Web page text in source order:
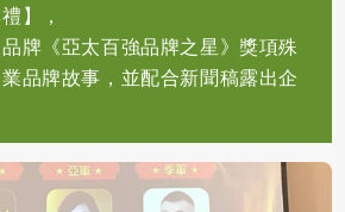
】，
牌《亞太百強品牌之星》獎項殊
品牌故事，並配合新聞稿露出企